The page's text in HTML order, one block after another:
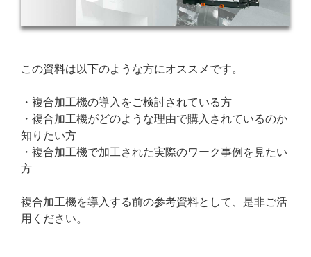
この資料は以下のような方にオススメです。
・複合加工機の導入をご検討されている方
・複合加工機がどのような理由で購入されているのか
知りたい方
・複合加工機で加工された実際のワーク事例を見たい
方
複合加工機を導入する前の参考資料として、是非ご活
用ください。